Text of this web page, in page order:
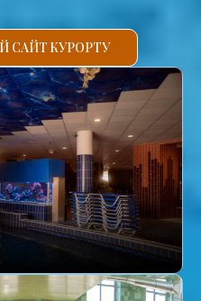
САЙТ КУРОРТУ